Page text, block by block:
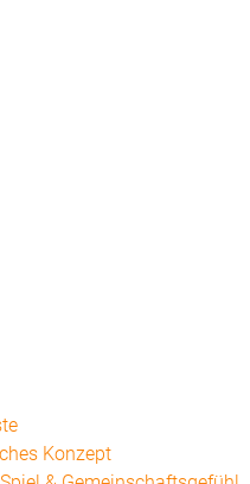
Konzept